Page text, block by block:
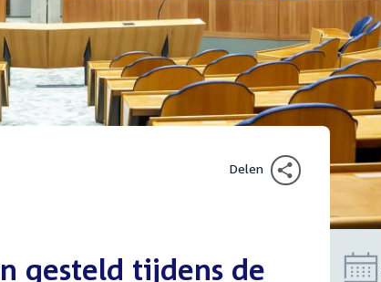
Delen
gesteld tijdens de